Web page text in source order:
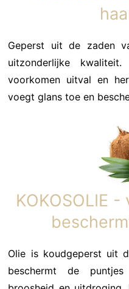
Geperst uit de zaden
uitzonderlijke
voorkomen uitval en
voegt glans toe en
KOKOSOLIE
Olie is koudgeperst uit
beschermt de